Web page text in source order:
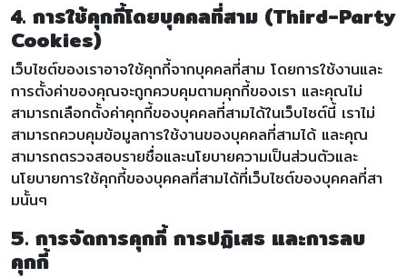
4. การใช้คุกกี้โดยบุคคลที่สาม (Third-Party
Cookies)
เว็บไซต์ของเราอาจใช้คุกกี้จากบุคคลที่สาม โดยการใช้งานและ
การตั้งค่าของคุณจะถูกควบคุมตามคุกกี้ของเรา และคุณไม่
สามารถเลือกตั้งค่าคุกกี้ของบุคคลที่สามได้ในเว็บไซต์นี้ เราไม่
สามารถควบคุมข้อมูลการใช้งานของบุคคลที่สามได้ และคุณ
สามารถตรวจสอบรายชื่อและนโยบายความเป็นส่วนตัวและ
นโยบายการใช้คุกกี้ของบุคคลที่สามได้ที่เว็บไซต์ของบุคคลที่สา
มนั้นๆ
5. การจัดการคุกกี้ การปฏิเสธ และการลบ
คุกกี้